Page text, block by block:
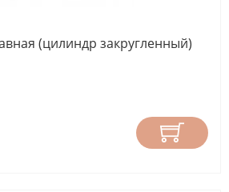
(цилиндр закругленный)